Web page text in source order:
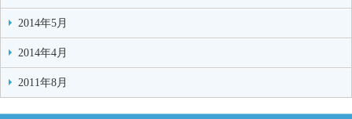
2014年5月
2014年4月
2011年8月